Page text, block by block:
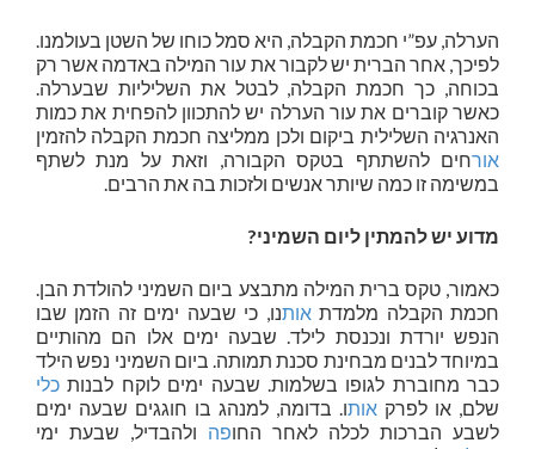
הערלה, עפ”י חכמת הקבלה, היא סמל כוחו של השטן בעולמנו.
לפיכך, אחר הברית יש לקבור את עור המילה באדמה אשר רק
בכוחה, כך חכמת הקבלה, לבטל את השליליות שבערלה.
כאשר קוברים את עור הערלה יש להתכוון להפחית את כמות
האנרגיה השלילית ביקום ולכן ממליצה חכמת הקבלה להזמין
אורחים להשתתף בטקס הקבורה, וזאת על מנת לשתף
במשימה זו כמה שיותר אנשים ולזכות בה את הרבים.
מדוע יש להמתין ליום השמיני?
כאמור, טקס ברית המילה מתבצע ביום השמיני להולדת הבן.
חכמת הקבלה מלמדתאותנו, כי שבעה ימים זה הזמן שבו
הנפש יורדת ונכנסת לילד. שבעה ימים אלו הם מהותיים
במיוחד לבנים מבחינת סכנת תמותה. ביום השמיני נפש הילד
כבר מחוברת לגופו בשלמות. שבעה ימים לוקח לבנות כלי
שלם, או לפרק אותו. בדומה, למנהג בו חוגגים שבעה ימים
לשבע הברכות לכלה לאחר החופה ולהבדיל, שבעת ימי